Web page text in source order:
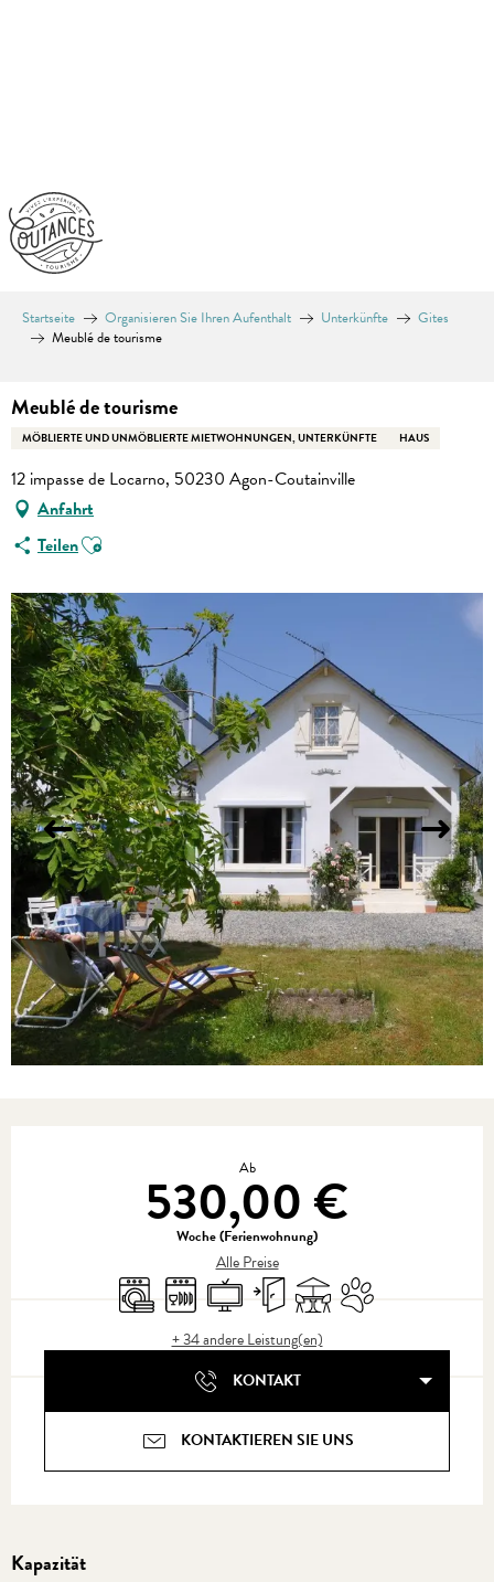
Startseite Organisieren Sie Ihren Aufenthalt Unterkünfte
Gites
Meublé de tourisme
Meublé de tourisme
MÖBLIERTE UND UNMÖBLIERTE MIETWOHNUNGEN, UNTERKÜNFTE HAUS
12 impasse de Locarno, 50230 Agon-Coutainville
Anfahrt
TeilenAjouter aux favoris
Ab
530,00 €
Woche (Ferienwohnung)
Alle Preise
Waschmaschine
Geschirrspülmaschine
FernsehenUnabhängiger Eingang
TerrasseTiere erlaubt
+ 34 andere Leistung(en)
KONTAKT
KONTAKTIEREN SIE UNS
Kapazität